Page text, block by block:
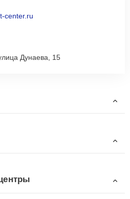
Дунаева, 15
center.ru